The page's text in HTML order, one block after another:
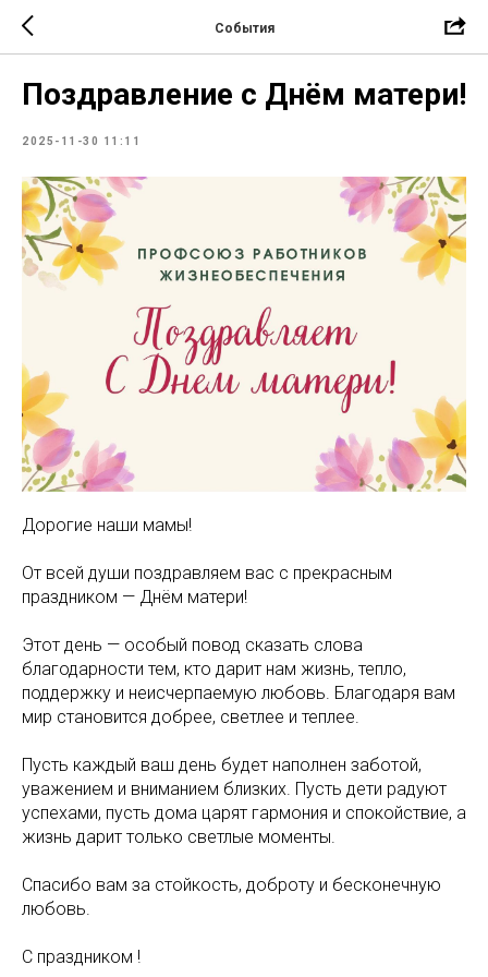
События
Поздравление с Днём матери!
2025-11-30 11:11
Дорогие наши мамы!
От всей души поздравляем вас с прекрасным
праздником — Днём матери!
Этот день — особый повод сказать слова
благодарности тем, кто дарит нам жизнь, тепло,
поддержку и неисчерпаемую любовь. Благодаря вам
мир становится добрее, светлее и теплее.
Пусть каждый ваш день будет наполнен заботой,
уважением и вниманием близких. Пусть дети радуют
успехами, пусть дома царят гармония и спокойствие, а
жизнь дарит только светлые моменты.
Спасибо вам за стойкость, доброту и бесконечную
любовь.
С праздником !